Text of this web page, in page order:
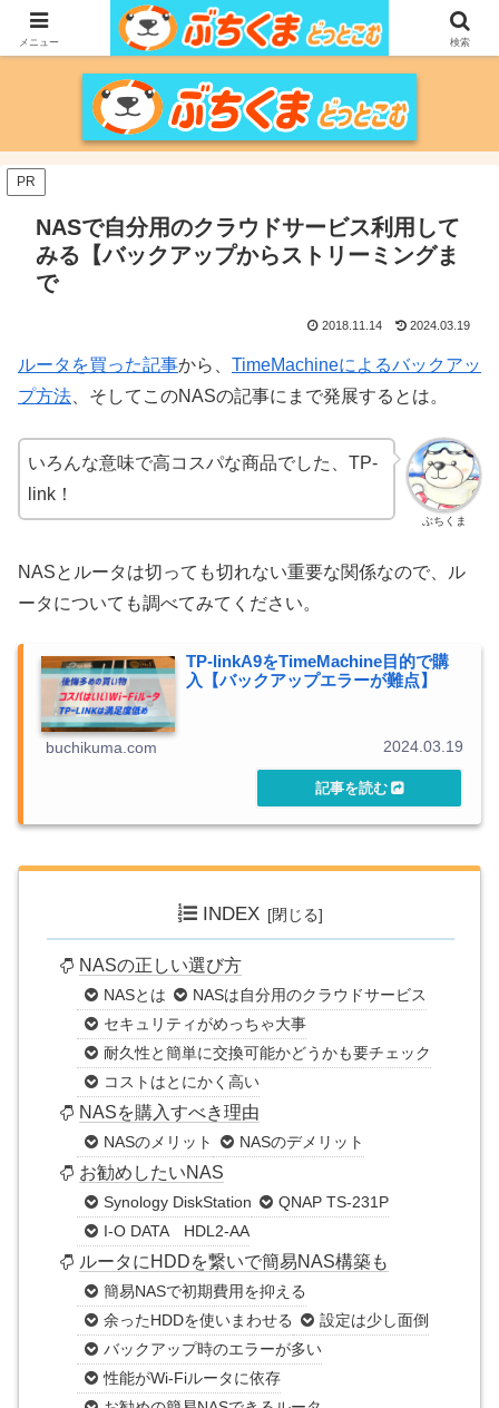
家づくりをメインに、家電、PC/MACなどのレビュー、育児、新潟の情報を気
の向くままに、気が済むまで調べ上げるブログです。
PR
NASで自分用のクラウドサービス利用して
みる【バックアップからストリーミングま
で
2018.11.14 2024.03.19
ルータを買った記事から、 TimeMachineによるバックアッ
プ方法 、そしてこのNASの記事にまで発展するとは。
ぶちくま
いろんな意味で高コスパな商品でした、TP-
link！
NASとルータは切っても切れない重要な関係なので、ル
ータについても調べてみてください。
TP-linkA9をTimeMachine目的で購
入【バックアップエラーが難点】
buchikuma.com 2024.03.19
INDEX
NASの正しい選び方
NASとは
NASは自分用のクラウドサービス
セキュリティがめっちゃ大事
耐久性と簡単に交換可能かどうかも要チェック
コストはとにかく高い
NASを購入すべき理由
NASのメリット NASのデメリット
お勧めしたいNAS
Synology DiskStation
QNAP TS-231P
I-O DATA HDL2-AA
ルータにHDDを繋いで簡易NAS構築も
簡易NASで初期費用を抑える
余ったHDDを使いまわせる
設定は少し面倒
バックアップ時のエラーが多い
性能がWi-Fiルータに依存
メニュー 検索